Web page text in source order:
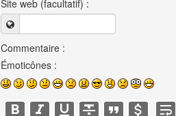
Site web (facultatif) :
Commentaire :
Émoticônes :